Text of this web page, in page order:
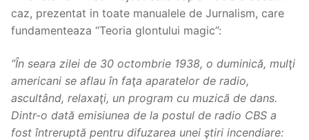
caz, prezentat in toate manualele de Jurnalism, care
fundamenteaza “Teoria glontului magic”:
‘’În seara zilei de 30 octombrie 1938, o duminică, mulţi
americani se aflau în faţa aparatelor de radio,
ascultând, relaxaţi, un program cu muzică de dans.
Dintr-o dată emisiunea de la postul de radio CBS a
fost întreruptă pentru difuzarea unei ştiri incendiare: